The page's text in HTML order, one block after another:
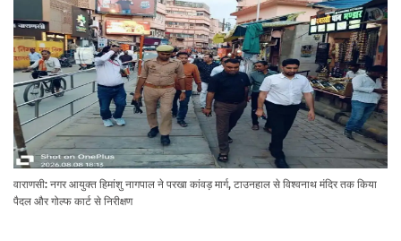
वाराणसी: नगर आयुक्त हिमांशु नागपाल ने परखा कांवड़ मार्ग, टाउनहाल से विश्वनाथ मंदिर तक किया
पैदल और गोल्फ कार्ट से निरीक्षण